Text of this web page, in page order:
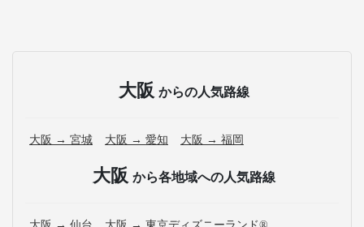
大阪 からの人気路線
大阪 → 宮城 大阪 → 愛知 大阪 → 福岡
大阪 から各地域への人気路線